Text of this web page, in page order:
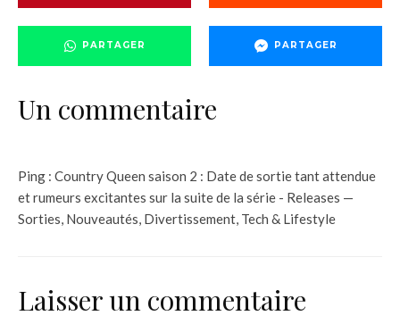
PARTAGER PARTAGER
Un commentaire
Ping : Country Queen saison 2 : Date de sortie tant attendue
et rumeurs excitantes sur la suite de la série - Releases —
Sorties, Nouveautés, Divertissement, Tech & Lifestyle
Laisser un commentaire